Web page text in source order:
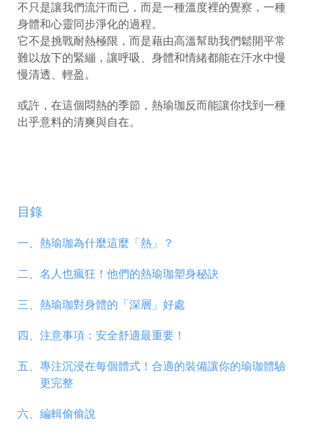
不只是讓我們流汗而已，而是一種溫度裡的覺察，一種
身體和心靈同步淨化的過程。
它不是挑戰耐熱極限，而是藉由高溫幫助我們鬆開平常
難以放下的緊繃，讓呼吸、身體和情緒都能在汗水中慢
慢清透、輕盈。
或許，在這個悶熱的季節，熱瑜珈反而能讓你找到一種
出乎意料的清爽與自在。
目錄
一、 熱瑜珈為什麼這麼「熱」？
二、 名人也瘋狂！他們的熱瑜珈塑身秘訣
三、 熱瑜珈對身體的「深層」好處
四、 注意事項：安全舒適最重要！
五、 專注沉浸在每個體式！合適的裝備讓你的瑜珈體驗
更完整
六、 編輯偷偷說